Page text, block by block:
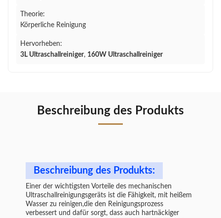
Theorie:
Körperliche Reinigung
Hervorheben:
3L Ultraschallreiniger, 160W Ultraschallreiniger
Beschreibung des Produkts
Beschreibung des Produkts:
Einer der wichtigsten Vorteile des mechanischen
Ultraschallreinigungsgeräts ist die Fähigkeit, mit heißem
Wasser zu reinigen,die den Reinigungsprozess
verbessert und dafür sorgt, dass auch hartnäckiger